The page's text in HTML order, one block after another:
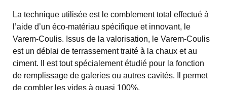
La technique utilisée est le comblement total effectué à
l’aide d’un éco-matériau spécifique et innovant, le
Varem-Coulis. Issus de la valorisation, le Varem-Coulis
est un déblai de terrassement traité à la chaux et au
ciment. Il est tout spécialement étudié pour la fonction
de remplissage de galeries ou autres cavités. Il permet
de combler les vides à quasi 100%.